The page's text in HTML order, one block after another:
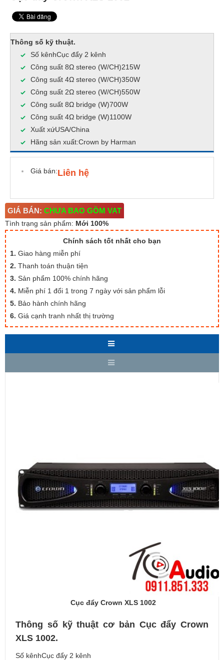
Thông số kỹ thuật.
Số kênhCục đẩy 2 kênh
Công suất 8Ω stereo (W/CH)215W
Công suất 4Ω stereo (W/CH)350W
Công suất 2Ω stereo (W/CH)550W
Công suất 8Ω bridge (W)700W
Công suất 4Ω bridge (W)1100W
Xuất xứUSA/China
Hãng sản xuất:Crown by Harman
Giá bán:Liên hệ
GIÁ BÁN: CHƯA BAO GỒM VAT
Tình trạng sản phẩm: Mới 100%
Chính sách tốt nhất cho bạn
1. Giao hàng miễn phí
2. Thanh toán thuận tiện
3. Sản phẩm 100% chính hãng
4. Miễn phí 1 đổi 1 trong 7 ngày với sản phẩm lỗi
5. Bảo hành chính hãng
6. Giá cạnh tranh nhất thị trường
Cục đẩy Crown XLS 1002
Thông số kỹ thuật cơ bản Cục đẩy Crown
XLS 1002.
Số kênhCục đẩy 2 kênh